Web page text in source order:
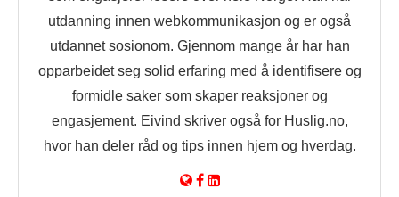
utdanning innen webkommunikasjon og er også
utdannet sosionom. Gjennom mange år har han
opparbeidet seg solid erfaring med å identifisere og
formidle saker som skaper reaksjoner og
engasjement. Eivind skriver også for Huslig.no,
hvor han deler råd og tips innen hjem og hverdag.